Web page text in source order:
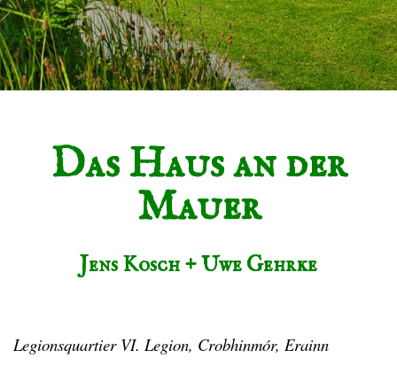
Das Haus an der
Mauer
Jens Kosch + Uwe Gehrke
Legionsquartier VI. Legion, Crobhinmór, Erainn